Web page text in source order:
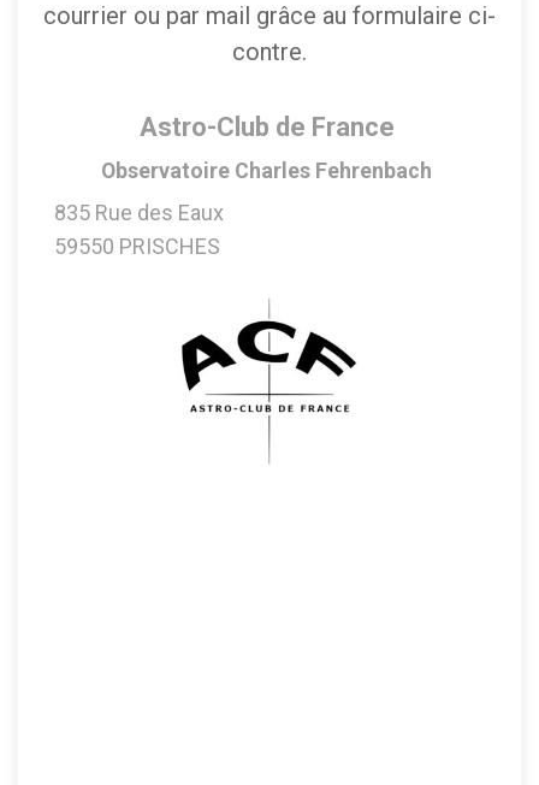
courrier ou par mail grâce au formulaire ci-
contre.
Astro-Club de France
Observatoire Charles Fehrenbach
835 Rue des Eaux
59550 PRISCHES